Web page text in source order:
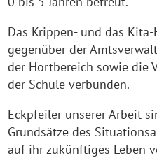
Das Krippen- und das
gegenüber der
der Hortbereich sowie die
der Schule verbunden.
Eckpfeiler unserer Arbeit
Grundsätze des
auf ihr zukünftiges Leben